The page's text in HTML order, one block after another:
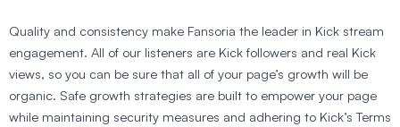
Quality and consistency make Fansoria the leader in Kick stream
engagement. All of our listeners are Kick followers and real Kick
views, so you can be sure that all of your page’s growth will be
organic. Safe growth strategies are built to empower your page
while maintaining security measures and adhering to Kick’s Terms